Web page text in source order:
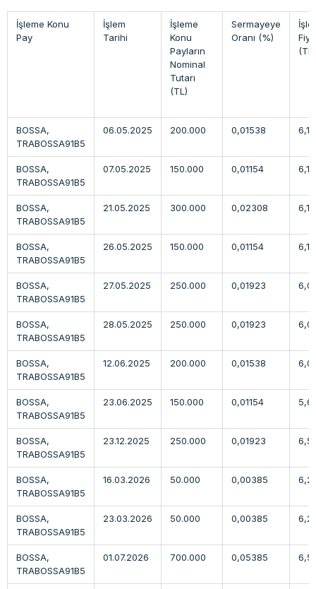
İşleme Konu
Pay
İşlem
Tarihi
İşleme
Konu
Payların
Nominal
Tutarı
(TL)
Sermayeye
Oranı (%)
BOSSA,
TRABOSSA91B5
06.05.2025 200.000 0,01538
BOSSA,
TRABOSSA91B5
07.05.2025 150.000 0,01154
BOSSA,
TRABOSSA91B5
21.05.2025 300.000 0,02308 6,15
BOSSA,
TRABOSSA91B5
26.05.2025 150.000 0,01154
BOSSA,
TRABOSSA91B5
27.05.2025 250.000 0,01923
BOSSA,
TRABOSSA91B5
28.05.2025 250.000 0,01923
BOSSA,
TRABOSSA91B5
12.06.2025 200.000 0,01538
BOSSA,
TRABOSSA91B5
23.06.2025 150.000 0,01154
BOSSA,
TRABOSSA91B5
23.12.2025 250.000 0,01923
BOSSA,
TRABOSSA91B5
16.03.2026 50.000 0,00385
BOSSA,
TRABOSSA91B5
23.03.2026 50.000 0,00385 6,2
BOSSA,
TRABOSSA91B5
01.07.2026 700.000 0,05385